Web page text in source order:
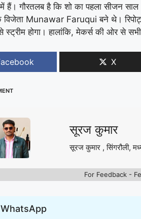
में हैं। गौरतलब है कि शो का पहला सीजन
Munawar Faruqui बने थे।
होगा। हालांकि, मेकर्स की ओर से
X
सूरज कुमार
सूरज कुमार , सिंगरौली,
For Feedback -